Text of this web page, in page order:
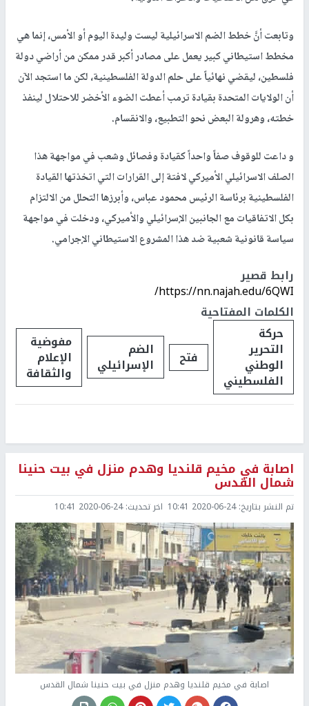
وتابعت أنَّ خطط الضم الاسرائيلية ليست وليدة اليوم أو الأمس، إنما هي
مخطط استيطاني كبير يعمل على مصادر أكبر قدر ممكن من أراضي دولة
فلسطين، ليقضي نهائياً على حلم الدولة الفلسطينية، لكن ما استجد الآن
أن الولايات المتحدة بقيادة ترمب أعطت الضوء الأخضر للاحتلال لينفذ
خطته، وهرولة البعض نحو التطبيع، والانقسام.
و داعت للوقوف صفاً واحداً كقيادة وفصائل وشعب في مواجهة هذا
الصلف الاسرائيلي الأميركي لافتة إلى القرارات التي اتخذتها القيادة
الفلسطينية برئاسة الرئيس محمود عباس، وأبرزها التحلل من الالتزام
بكل الاتفاقيات مع الجانبين الإسرائيلي والأميركي، ودخلت في مواجهة
سياسة قانونية شعبية ضد هذا المشروع الاستيطاني الإجرامي.
رابط قصير
https://nn.najah.edu/6QWI/
الكلمات المفتاحية
حركة
التحرير
الوطني
الفلسطيني
فتح الضم
الإسرائيلي
مفوضية
الإعلام
والثقافة
اصابة في مخيم قلنديا وهدم منزل في بيت حنينا
شمال القدس
تم النشر بتاريخ:2020-06-24 10:41 اخر تحديث:2020-06-24 10:41
اصابة في مخيم قلنديا وهدم منزل في بيت حنينا شمال القدس